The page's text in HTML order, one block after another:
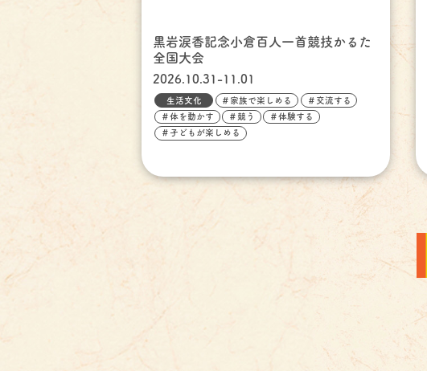
黒岩涙香記念小倉百人一首競技かるた
全国大会
2026.10.31-11.01
生活文化 ＃家族で楽しめる ＃交流する
＃体を動かす ＃競う ＃体験する
＃子どもが楽しめる